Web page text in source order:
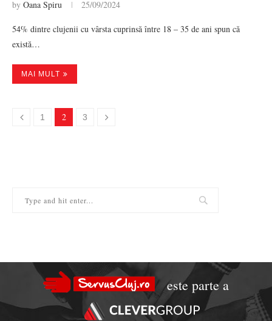
by Oana Spiru 25/09/2024
54% dintre clujenii cu vârsta cuprinsă între 18 – 35 de ani spun că
există…
MAI MULT
1 2 3
este parte a